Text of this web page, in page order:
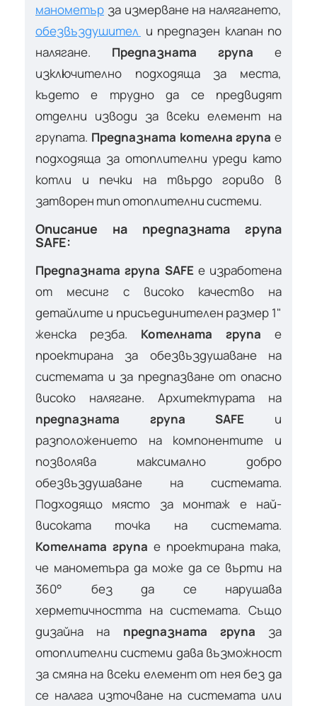
манометър за измерване на налягането,
обезвъздушител и предпазен клапан по
налягане. Предпазната група е
изключително подходяща за места,
където е трудно да се предвидят
отделни изводи за всеки елемент на
групата. Предпазната котелна група е
подходяща за отоплителни уреди като
котли и печки на твърдо гориво в
затворен тип отоплителни системи.
Описание на предпазната група
SAFE:
Предпазната група SAFE е изработена
от месинг с високо качество на
детайлите и присъединителен размер 1"
женска резба. Котелната група е
проектирана за обезвъздушаване на
системата и за предпазване от опасно
високо налягане. Архитектурата на
предпазната група SAFE и
разположението на компонентите и
позволява максимално добро
обезвъздушаване на системата.
Подходящо място за монтаж е най-
високата точка на системата.
Котелната група е проектирана така,
че манометъра да може да се върти на
360° без да се нарушава
херметичността на системата. Също
дизайна на предпазната група за
отоплителни системи дава възможност
за смяна на всеки елемент от нея без да
се налага източване на системата или